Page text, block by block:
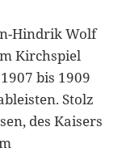
Hindrik Wolf
Kirchspiel
bis 1909
Stolz
des Kaisers